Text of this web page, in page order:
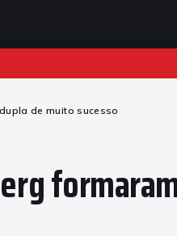
de muito sucesso